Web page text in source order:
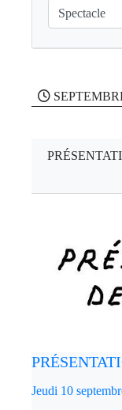
Jeudi 10